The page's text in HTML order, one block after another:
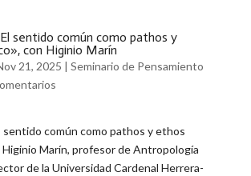
sentido común como pathos y
con Higinio Marín
21, 2025 | Seminario de Pensamiento
sentido común como pathos y ethos
Higinio Marín, profesor de Antropología
de la Universidad Cardenal Herrera-